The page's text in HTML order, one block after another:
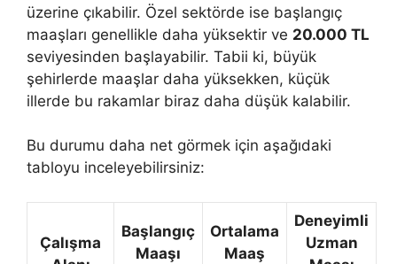
üzerine çıkabilir. Özel sektörde ise başlangıç
maaşları genellikle daha yüksektir ve 20.000 TL
seviyesinden başlayabilir. Tabii ki, büyük
şehirlerde maaşlar daha yüksekken, küçük
illerde bu rakamlar biraz daha düşük kalabilir.
Bu durumu daha net görmek için aşağıdaki
tabloyu inceleyebilirsiniz:
Çalışma
Başlangıç
Maaşı
Ortalama
Maaş
Deneyimli
Uzman